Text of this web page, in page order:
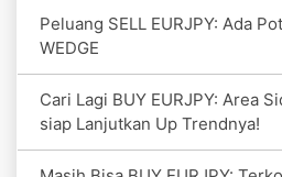
Peluang SELL EURJPY: Ada
WEDGE
Cari Lagi BUY EURJPY: Area
siap Lanjutkan Up Trendnya!